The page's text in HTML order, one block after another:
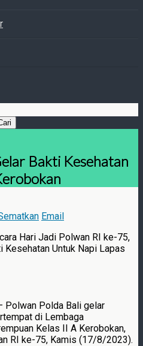
Bakti Kesehatan
Email
Hari Jadi Polwan RI ke-75,
Kesehatan Untuk Napi Lapas
Polwan Polda Bali gelar
di Lembaga
Kelas II A Kerobokan,
RI ke-75, Kamis (17/8/2023).